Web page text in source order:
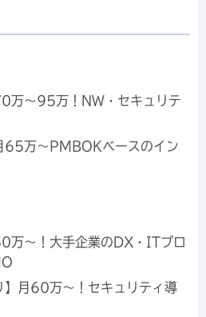
万～95万！NW・セキュリテ
65万～PMBOKベースのイン
万～！大手企業のDX・ITプロ
】月60万～！セキュリティ導